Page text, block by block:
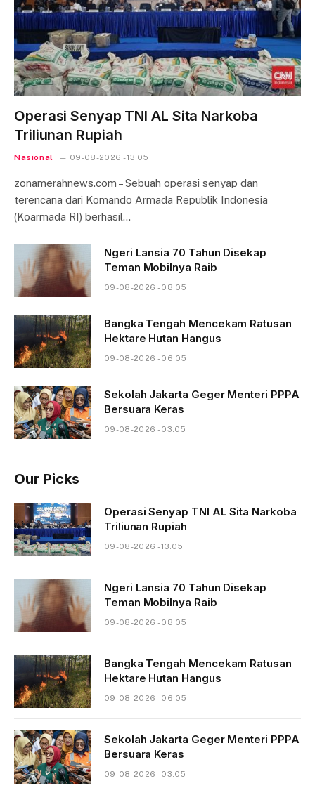
Operasi Senyap TNI AL Sita Narkoba
Triliunan Rupiah
Nasional 09-08-2026 - 13.05
zonamerahnews.com – Sebuah operasi senyap dan
terencana dari Komando Armada Republik Indonesia
(Koarmada RI) berhasil…
Ngeri Lansia 70 Tahun Disekap
Teman Mobilnya Raib
09-08-2026 - 08.05
Bangka Tengah Mencekam Ratusan
Hektare Hutan Hangus
09-08-2026 - 06.05
Sekolah Jakarta Geger Menteri PPPA
Bersuara Keras
09-08-2026 - 03.05
Our Picks
Operasi Senyap TNI AL Sita Narkoba
Triliunan Rupiah
09-08-2026 - 13.05
Ngeri Lansia 70 Tahun Disekap
Teman Mobilnya Raib
09-08-2026 - 08.05
Bangka Tengah Mencekam Ratusan
Hektare Hutan Hangus
09-08-2026 - 06.05
Sekolah Jakarta Geger Menteri PPPA
Bersuara Keras
09-08-2026 - 03.05